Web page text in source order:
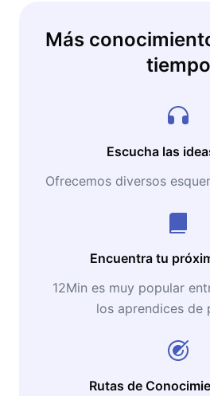
Más
tiempo
Escucha las
Ofrecemos diversos
Encuentra tu
12Min es muy popular
los aprendices de
Rutas de